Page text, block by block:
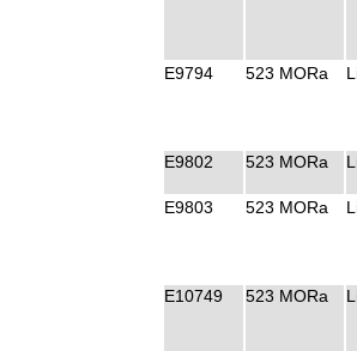
E9794 523 MORa
E9802 523 MORa
E9803 523 MORa
E10749 523 MORa